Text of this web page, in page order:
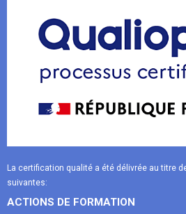
La certification qualité a été délivrée au titre
suivantes:
ACTIONS DE FORMATION